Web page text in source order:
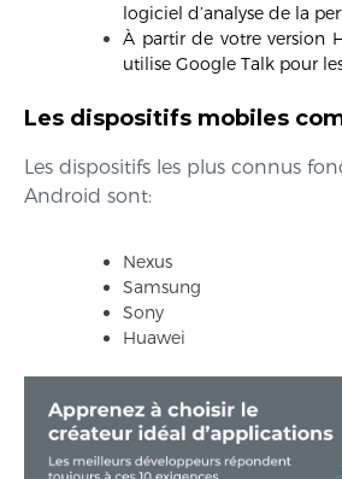
logiciel d’analyse de la
À partir de votre version
utilise Google Talk pour
Les dispositifs mobiles
Les dispositifs les plus connus
Android sont:
Nexus
Samsung
Sony
Huawei